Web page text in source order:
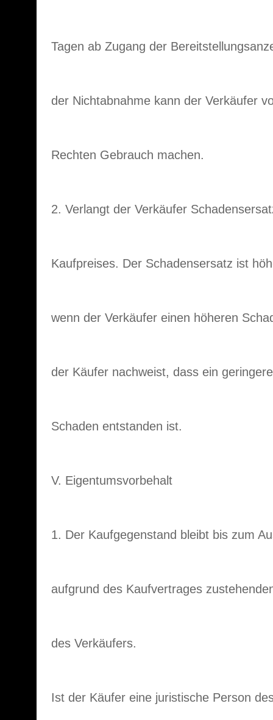
Tagen ab Zugang der
der Nichtabnahme kann der Verkäufer
Rechten Gebrauch machen.
2. Verlangt der Verkäufer
Kaufpreises. Der Schadensersatz ist
wenn der Verkäufer einen höheren
der Käufer nachweist, dass ein
Schaden entstanden ist.
V. Eigentumsvorbehalt
1. Der Kaufgegenstand bleibt bis zum
aufgrund des Kaufvertrages
des Verkäufers.
Ist der Käufer eine juristische Person